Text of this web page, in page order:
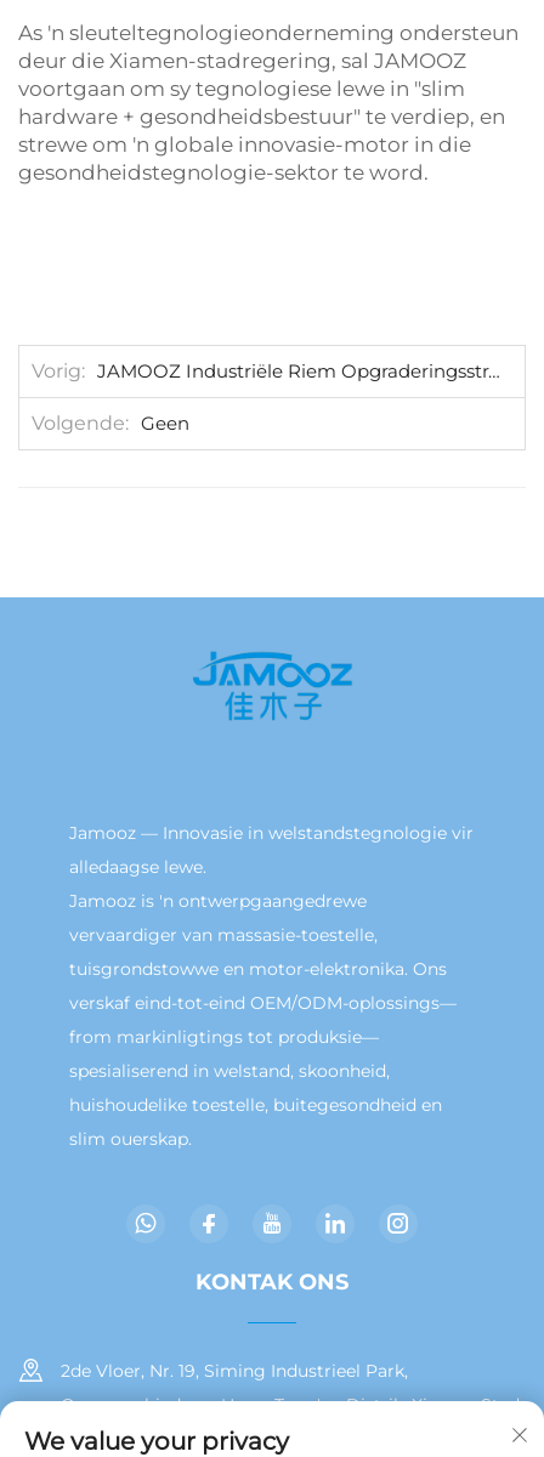
As 'n sleuteltegnologieonderneming ondersteun
deur die Xiamen-stadregering, sal JAMOOZ
voortgaan om sy tegnologiese lewe in "slim
hardware + gesondheidsbestuur" te verdiep, en
strewe om 'n globale innovasie-motor in die
gesondheidstegnologie-sektor te word.
Vorig JAMOOZ Industriële Riem Opgraderingsstrategie: Kosteverlaging en Doeltreffendheidverbetering met Resultate
Volgende Geen
Jamooz — Innovasie in welstandstegnologie vir
alledaagse lewe.
Jamooz is 'n ontwerpgaangedrewe
vervaardiger van massasie-toestelle,
tuisgrondstowwe en motor-elektronika. Ons
verskaf eind-tot-eind OEM/ODM-oplossings—
from markinligtings tot produksie—
spesialiserend in welstand, skoonheid,
huishoudelike toestelle, buitegesondheid en
slim ouerskap.
KONTAK ONS
2de Vloer, Nr. 19, Siming Industrieel Park,
Oosseegebied van Huan, Tong'an Distrik, Xiamen Stad
We value your privacy